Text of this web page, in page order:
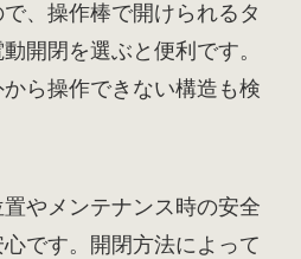
、操作棒で開けられるタ
開閉を選ぶと便利です。
ら操作できない構造も検
やメンテナンス時の安全
です。開閉方法によって